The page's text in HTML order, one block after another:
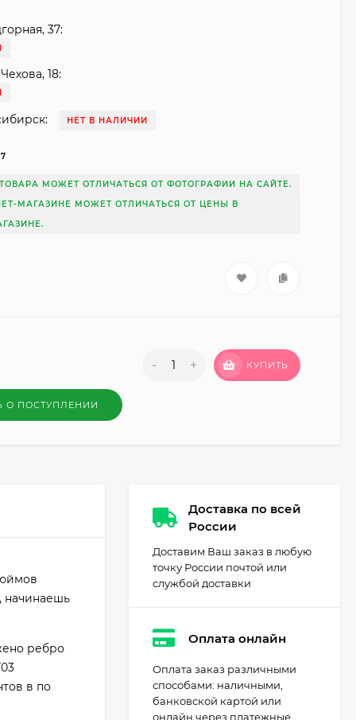
37:
18:
НЕТ В НАЛИЧИИ
МОЖЕТ ОТЛИЧАТЬСЯ ОТ ФОТОГРАФИИ НА САЙТЕ.
МАГАЗИНЕ МОЖЕТ ОТЛИЧАТЬСЯ ОТ ЦЕНЫ В
- + КУПИТЬ
О ПОСТУПЛЕНИИ
начинаешь
ребро
в по
Доставка по всей
России
Доставим Ваш заказ в любую
точку России почтой или
службой доставки
Оплата онлайн
Оплата заказ различными
способами: наличными,
банковской картой или
онлайн через платежные